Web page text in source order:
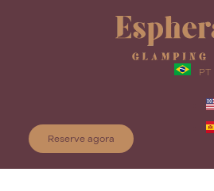
PT
Reserve agora